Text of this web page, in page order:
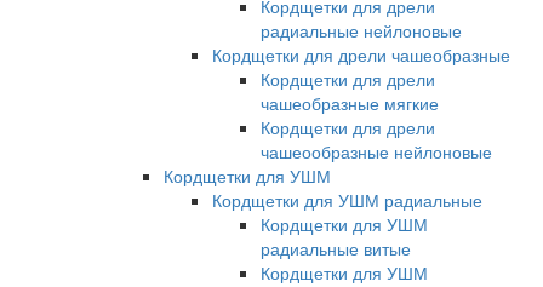
Кордщетки для дрели
радиальные нейлоновые
Кордщетки для дрели чашеобразные
Кордщетки для дрели
чашеобразные мягкие
Кордщетки для дрели
чашеообразные нейлоновые
Кордщетки для УШМ
Кордщетки для УШМ радиальные
Кордщетки для УШМ
радиальные витые
Кордщетки для УШМ